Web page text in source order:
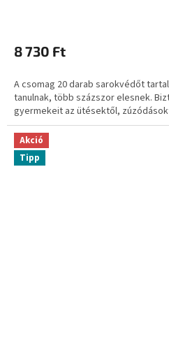
8 730 Ft
A csomag 20 darab sarokvédőt
tanulnak, több százszor elesnek.
gyermekeit az ütésektől,
Akció
Tipp